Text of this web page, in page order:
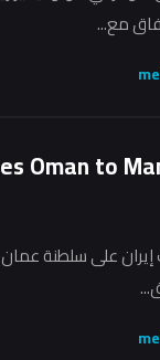
مع...
Oman to
على سلطنة